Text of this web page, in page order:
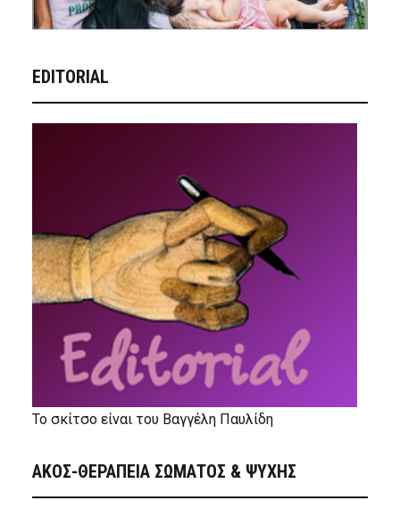
EDITORIAL
Το σκίτσο είναι του Βαγγέλη Παυλίδη
ΑΚΟΣ-ΘΕΡΑΠΕΙΑ ΣΩΜΑΤΟΣ & ΨΥΧΗΣ